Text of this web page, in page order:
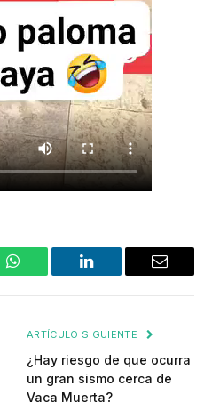
WhatsApp LinkedIn Email
ARTÍCULO SIGUIENTE
¿Hay riesgo de que ocurra
un gran sismo cerca de
Vaca Muerta?